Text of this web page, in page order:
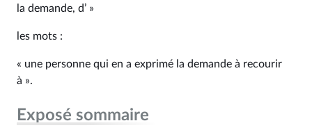
la demande, d’ »
les mots :
« une personne qui en a exprimé la demande à recourir
à ».
Exposé sommaire